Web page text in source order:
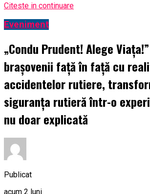
Citeste in continuare
Eveniment
„Condu Prudent! Alege
brașovenii față în față cu
accidentelor rutiere,
siguranța rutieră într-o
nu doar explicată
Publicat
acum 2 luni